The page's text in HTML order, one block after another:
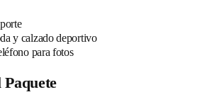
y calzado deportivo
para fotos